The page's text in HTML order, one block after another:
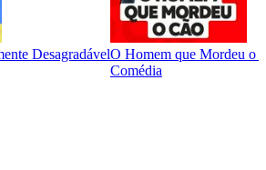
DesagradávelO Homem que Mordeu o
Comédia